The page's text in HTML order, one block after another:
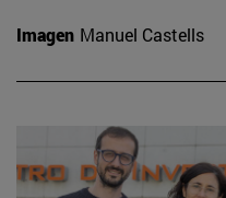
Imagen Manuel Castells